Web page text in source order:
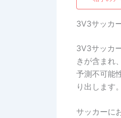
3V3サッカ
3V3サッカ
きが含まれ
予測不可能
り出します
サッカーに